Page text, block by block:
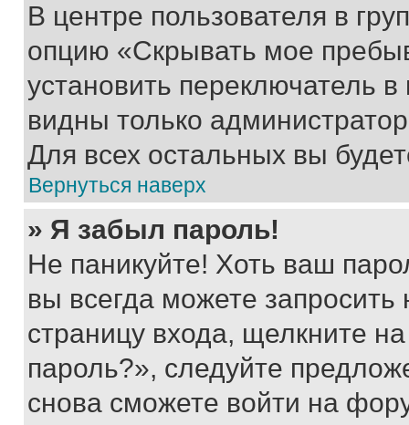
В центре пользователя в
опцию «Скрывать мое
установить переключатель
видны только
Для всех остальных вы
Вернуться наверх
» Я забыл пароль!
Не паникуйте! Хоть ваш
вы всегда можете
страницу входа, щелкните
пароль?», следуйте
снова сможете войти на